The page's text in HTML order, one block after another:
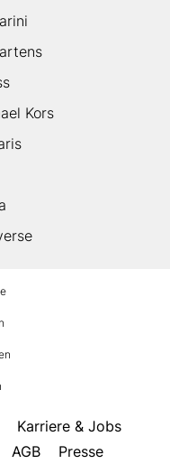
Kors
Karriere & Jobs
AGB Presse